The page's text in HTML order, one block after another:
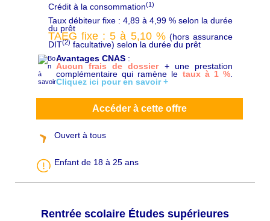
Crédit à la consommation(1)
Taux débiteur fixe : 4,89 à 4,99 % selon la durée
du prêt
TAEG fixe : 5 à 5,10 %(hors assurance
DIT(2) facultative) selon la durée du prêt
Avantages CNAS:
Aucun frais de dossier+ une prestation
complémentaire qui ramène le taux à 1 %.
Cliquez ici pour en savoir +
Accéder à cette offre
Ouvert à tous
Enfant de 18 à 25 ans
Rentrée scolaire Études supérieures